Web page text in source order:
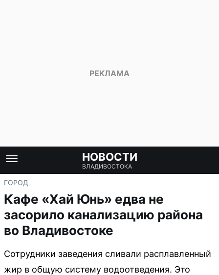
НОВОСТИ
ВЛАДИВОСТОКА
ГОРОД
Кафе «Хай Юнь» едва не
засорило канализацию района
во Владивостоке
Сотрудники заведения сливали расплавленный
жир в общую систему водоотведения. Это